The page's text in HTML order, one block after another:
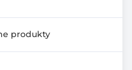
produkty